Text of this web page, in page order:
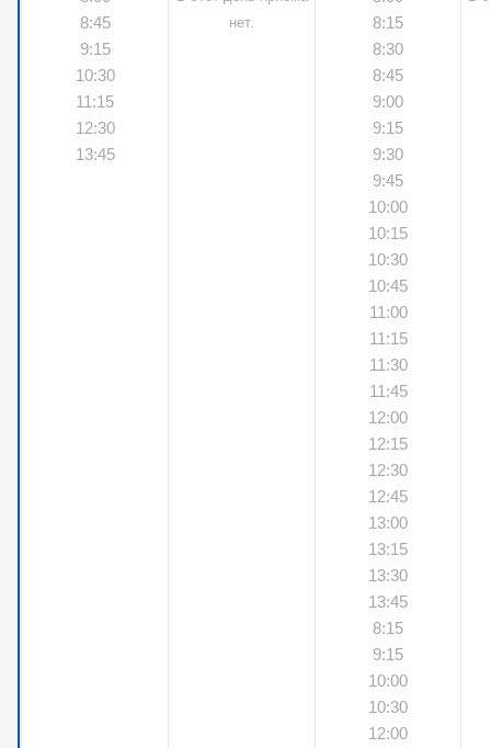
8:45
9:15
10:30
11:15
12:30
13:45
нет.
8:15
8:30
8:45
9:00
9:15
9:30
9:45
10:00
10:15
10:30
10:45
11:00
11:15
11:30
11:45
12:00
12:15
12:30
12:45
13:00
13:15
13:30
13:45
8:15
9:15
10:00
10:30
12:00